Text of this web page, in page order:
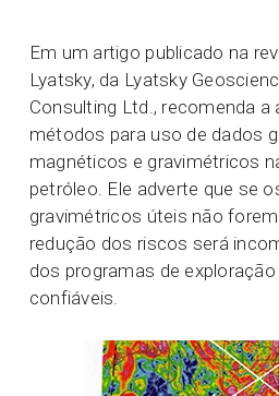
Em um artigo publicado na
Lyatsky, da Lyatsky
Consulting Ltd., recomenda a
métodos para uso de dados
magnéticos e gravimétricos
petróleo. Ele adverte que se
gravimétricos úteis não
redução dos riscos será
dos programas de
confiáveis.